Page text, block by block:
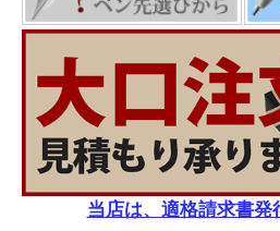
当店は、適格請求書発